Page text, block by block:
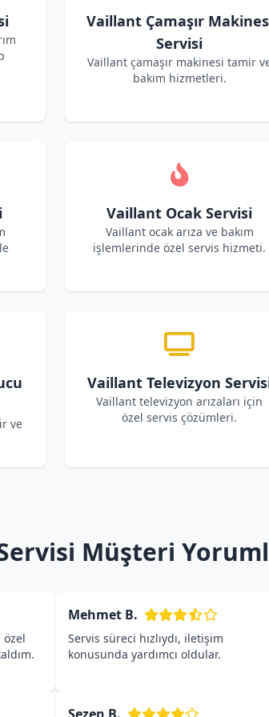
Vaillant Çamaşır
Servisi
Vaillant çamaşır makinesi tamir
bakım hizmetleri.
Vaillant Ocak Servisi
Vaillant ocak arıza ve bakım
işlemlerinde özel servis hizmeti.
ve
Vaillant Televizyon
Vaillant televizyon arızaları için
özel servis çözümleri.
Müşteri
özel
Mehmet B.
Servis süreci hızlıydı, iletişim
konusunda yardımcı oldular.